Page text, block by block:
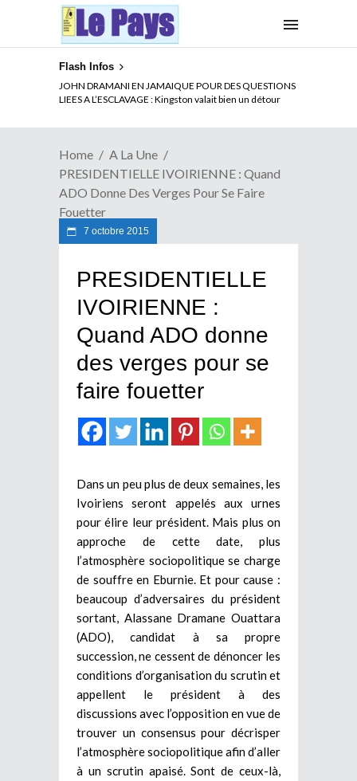
Flash Infos
JOHN DRAMANI EN JAMAIQUE POUR DES QUESTIONS
LIEES A L’ESCLAVAGE : Kingston valait bien un détour
ELECTION DE TALON A LA TETE DU SENAT BENINOIS :
Quand Patrice quitte le pouvoir sans partir !
Home
A La Une
PRESIDENTIELLE IVOIRIENNE : Quand
ADO Donne Des Verges Pour Se Faire
Fouetter
7 octobre 2015
PRESIDENTIELLE
IVOIRIENNE :
Quand ADO donne
des verges pour se
faire fouetter
Dans un peu plus de deux semaines, les
Ivoiriens seront appelés aux urnes
pour élire leur président. Mais plus on
approche de cette date, plus
l’atmosphère sociopolitique se charge
de souffre en Eburnie. Et pour cause :
beaucoup d’adversaires du président
sortant, Alassane Dramane Ouattara
(ADO), candidat à sa propre
succession, ne cessent de dénoncer les
conditions d’organisation du scrutin et
appellent le président à des
discussions avec l’opposition en vue de
trouver un consensus pour décrisper
l’atmosphère sociopolitique afin d’aller
à un scrutin apaisé. Sont de ceux-là,